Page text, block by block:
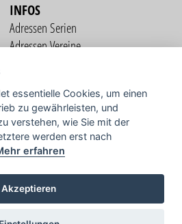
INFOS
Adressen Serien
Adressen Vereine
COMMUNITY
TV
essentielle Cookies, um einen
zu gewährleisten, und
verstehen, wie Sie mit der
werden erst nach
erfahren
Akzeptieren